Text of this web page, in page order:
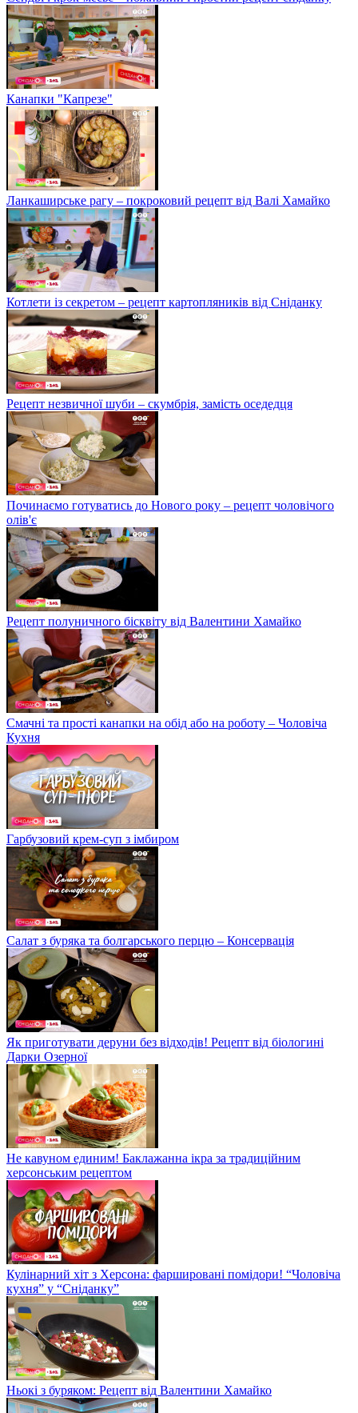
Канапки "Капрезе"
Ланкаширське рагу – покроковий рецепт від Валі Хамайко
Котлети із секретом – рецепт картопляників від Сніданку
Рецепт незвичної шуби – скумбрія, замість оседедця
Починаємо готуватись до Нового року – рецепт чоловічого
олів'є
Рецепт полуничного бісквіту від Валентини Хамайко
Смачні та прості канапки на обід або на роботу – Чоловіча
Кухня
Гарбузовий крем-суп з імбиром
Салат з буряка та болгарського перцю – Консервація
Як приготувати деруни без відходів! Рецепт від біологині
Дарки Озерної
Не кавуном единим! Баклажанна ікра за традиційним
херсонським рецептом
Кулінарний хіт з Херсона: фаршировані помідори! “Чоловіча
кухня” у “Сніданку”
Ньокі з буряком: Рецепт від Валентини Хамайко